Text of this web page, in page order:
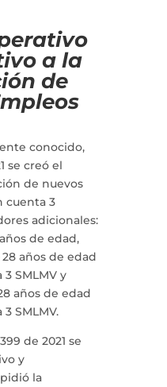
a la
de
conocido,
se creó el
de nuevos
cuenta 3
adicionales:
de edad,
años de edad
SMLMV y
años de edad
SMLMV.
de 2021 se
y
la